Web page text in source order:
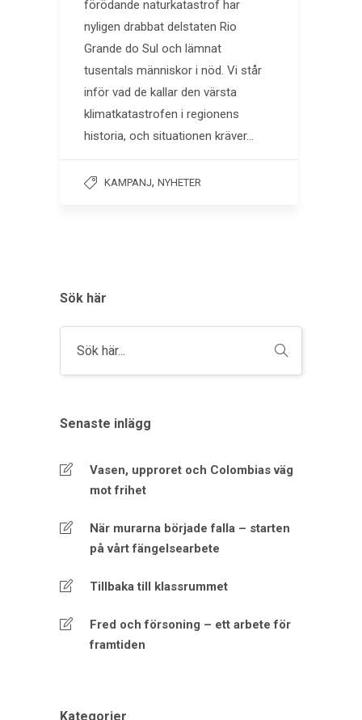
förödande naturkatastrof har
nyligen drabbat delstaten Rio
Grande do Sul och lämnat
tusentals människor i nöd. Vi står
inför vad de kallar den värsta
klimatkatastrofen i regionens
historia, och situationen kräver…
KAMPANJ, NYHETER
Sök här
Senaste inlägg
Vasen, upproret och Colombias väg
mot frihet
När murarna började falla – starten
på vårt fängelsearbete
Tillbaka till klassrummet
Fred och försoning – ett arbete för
framtiden
Kategorier